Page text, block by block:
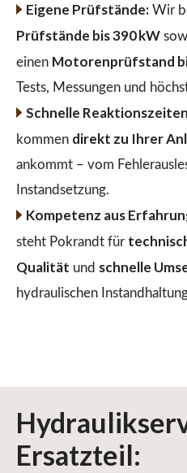
Eigene Prüfstände:Wir
Prüfstände bis 390 kW
einen Motorenprüfstand
Tests, Messungen und
Schnelle
kommen direkt zu Ihrer
ankommt – vom
Instandsetzung.
Kompetenz aus
steht Pokrandt für
Qualität und schnelle
hydraulischen
Ersatzteil: